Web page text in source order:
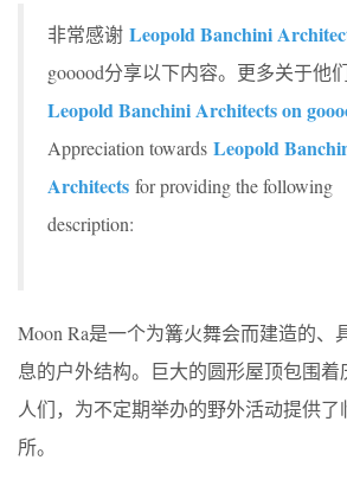
非常感谢 Leopold Banchini
gooood分享以下内容。更多关于他们
Leopold Banchini Architects on
Appreciation towards Leopold
Architects for providing the following
description:
Moon Ra是一个为篝火舞会而建造的、
息的户外结构。巨大的圆形屋顶包围着
人们，为不定期举办的野外活动提供了
所。